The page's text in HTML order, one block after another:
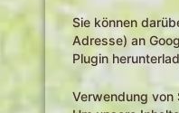
Sie können
Adresse) an
Plugin
Verwendung von